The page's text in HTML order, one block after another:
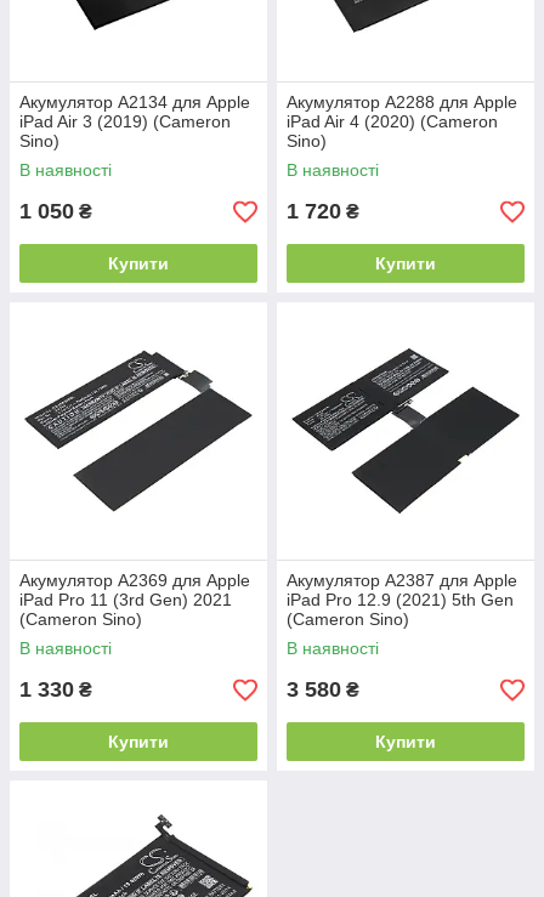
Акумулятор A2134 для Apple
iPad Air 3 (2019) (Cameron
Sino)
В наявності
1 050 ₴
Купити
Акумулятор A2288 для Apple
iPad Air 4 (2020) (Cameron
Sino)
В наявності
1 720 ₴
Купити
Акумулятор A2369 для Apple
iPad Pro 11 (3rd Gen) 2021
(Cameron Sino)
В наявності
1 330 ₴
Купити
Акумулятор A2387 для Apple
iPad Pro 12.9 (2021) 5th Gen
(Cameron Sino)
В наявності
3 580 ₴
Купити